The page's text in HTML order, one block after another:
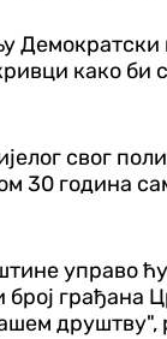
како би
свог
30 година
управо
број
друштву",